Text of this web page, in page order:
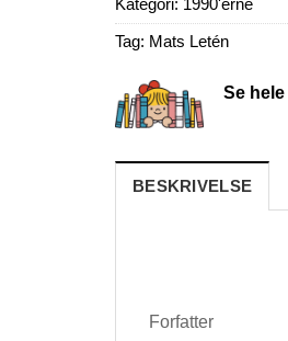
Kategori: 1990'erne
Tag: Mats Letén
Se
BESKRIVELSE
Forfatter